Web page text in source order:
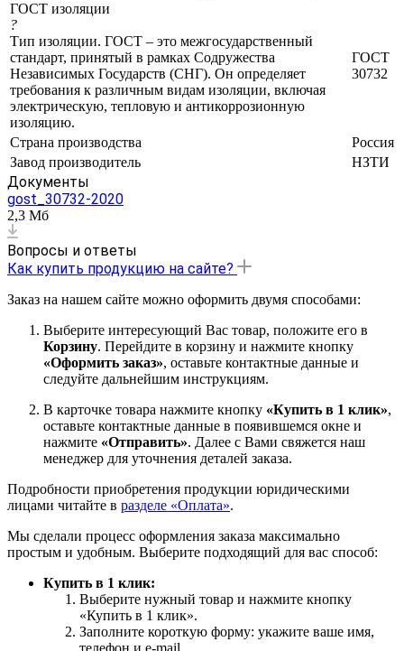
ГОСТ изоляции
?
Тип изоляции. ГОСТ – это межгосударственный
стандарт, принятый в рамках Содружества
Независимых Государств (СНГ). Он определяет
требования к различным видам изоляции, включая
электрическую, тепловую и антикоррозионную
изоляцию.
ГОСТ
30732
Страна производства
Россия
Завод производитель
НЗТИ
Документы
gost_30732-2020
2,3 Мб
Вопросы и ответы
Как купить продукцию на сайте?
Заказ на нашем сайте можно оформить двумя способами:
Выберите интересующий Вас товар, положите его в
Корзину. Перейдите в корзину и нажмите кнопку
«Оформить заказ», оставьте контактные данные и
следуйте дальнейшим инструкциям.
В карточке товара нажмите кнопку «Купить в 1 клик»,
оставьте контактные данные в появившемся окне и
нажмите «Отправить». Далее с Вами свяжется наш
менеджер для уточнения деталей заказа.
Подробности приобретения продукции юридическими
лицами читайте в разделе «Оплата».
Мы сделали процесс оформления заказа максимально
простым и удобным. Выберите подходящий для вас способ:
Купить в 1 клик:
Выберите нужный товар и нажмите кнопку
«Купить в 1 клик».
Заполните короткую форму: укажите ваше имя,